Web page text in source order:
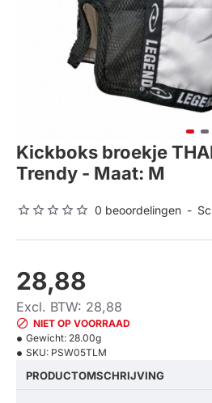
Kickboks broekje
Trendy - Maat: M
0 beoordelingen -
28,88
Excl. BTW: 28,88
NIET OP VOORRAAD
Gewicht: 28.00g
SKU: PSW05TLM
PRODUCTOMSCHRIJVING